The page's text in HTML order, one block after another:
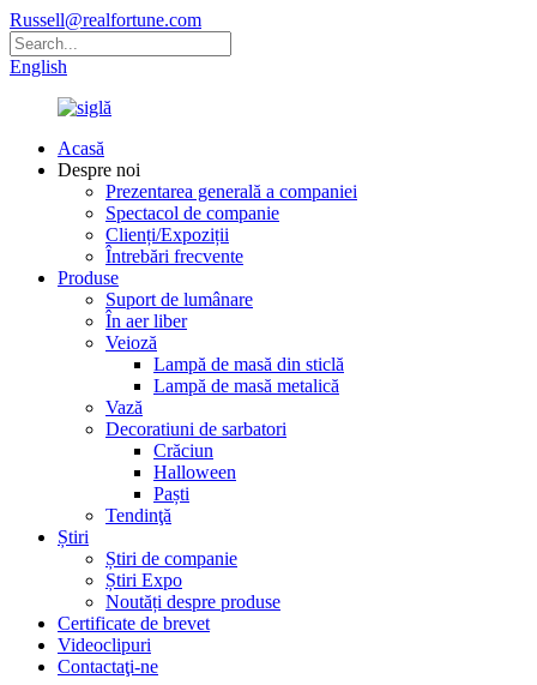
Russell@realfortune.com
English
Acasă
Despre noi
Prezentarea generală a companiei
Spectacol de companie
Clienți/Expoziții
Întrebări frecvente
Produse
Suport de lumânare
În aer liber
Veioză
Lampă de masă din sticlă
Lampă de masă metalică
Vază
Decoratiuni de sarbatori
Crăciun
Halloween
Paști
Tendinţă
Știri
Știri de companie
Știri Expo
Noutăți despre produse
Certificate de brevet
Videoclipuri
Contactaţi-ne